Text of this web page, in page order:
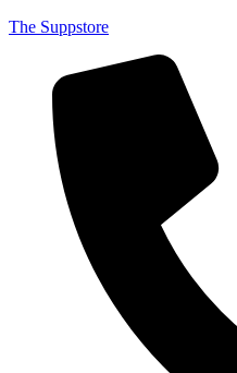
The Suppstore